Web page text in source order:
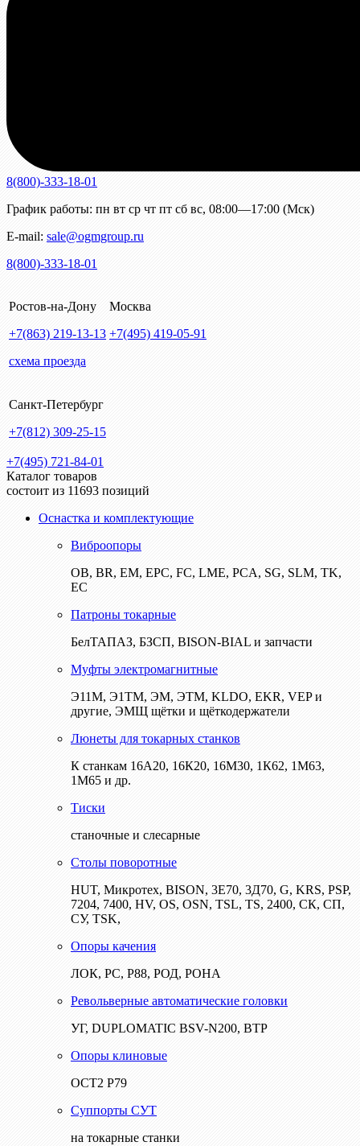
8(800)-333-18-01
График работы: пн вт ср чт пт сб вс, 08:00—17:00 (Мск)
E-mail: sale@ogmgroup.ru
8(800)-333-18-01
Ростов-на-Дону
+7(863) 219-13-13
схема проезда
Москва
+7(495) 419-05-91
Санкт-Петербург
+7(812) 309-25-15
+7(495) 721-84-01
Каталог товаров
состоит из 11693 позиций
Оснастка и комплектующие
Виброопоры
ОВ, BR, EM, EPC, FC, LME, PCA, SG, SLM, TK,
EC
Патроны токарные
БелТАПАЗ, БЗСП, BISON-BIAL и запчасти
Муфты электромагнитные
Э11М, Э1ТМ, ЭМ, ЭТМ, KLDO, EKR, VEP и
другие, ЭМЩ щётки и щёткодержатели
Люнеты для токарных станков
К станкам 16А20, 16К20, 16М30, 1К62, 1М63,
1М65 и др.
Тиски
станочные и слесарные
Столы поворотные
HUT, Микротех, BISON, 3Е70, 3Д70, G, KRS, PSP,
7204, 7400, HV, OS, OSN, TSL, TS, 2400, СК, СП,
СУ, TSK,
Опоры качения
ЛОК, РС, Р88, РОД, РОНА
Револьверные автоматические головки
УГ, DUPLOMATIC BSV-N200, ВТР
Опоры клиновые
ОСТ2 Р79
Суппорты СУТ
на токарные станки